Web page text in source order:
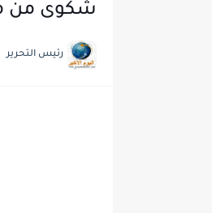
شكوى من
رئيس التحرير